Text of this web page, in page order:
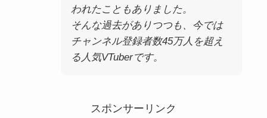
われたこともありました。
そんな過去がありつつも、今では
チャンネル登録者数45万人を超え
る人気VTuberです。
スポンサーリンク